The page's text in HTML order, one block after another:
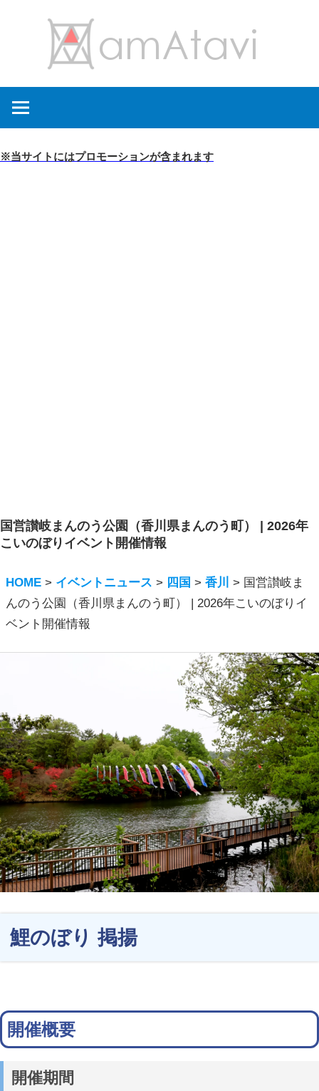
キ
を
→
※当サイトにはプロモーションが含まれます
国営讃岐まんのう公園（香川県まんのう町） | 2026年
こいのぼりイベント開催情報
HOME > イベントニュース > 四国 >香川 > 国営讃岐ま
んのう公園（香川県まんのう町） | 2026年こいのぼりイ
ベント開催情報
鯉のぼり 掲揚
開催概要
開催期間